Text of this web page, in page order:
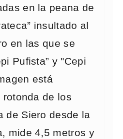
en la peana de
insultado al
en las que se
Pufista” y "Cepi
está
de los
de Siero desde la
mide 4,5 metros y